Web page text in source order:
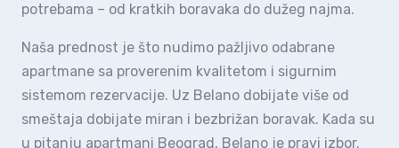
potrebama – od kratkih boravaka do dužeg najma.
Naša prednost je što nudimo pažljivo odabrane
apartmane sa proverenim kvalitetom i sigurnim
sistemom rezervacije. Uz Belano dobijate više od
smeštaja dobijate miran i bezbrižan boravak. Kada su
u pitanju apartmani Beograd, Belano je pravi izbor.